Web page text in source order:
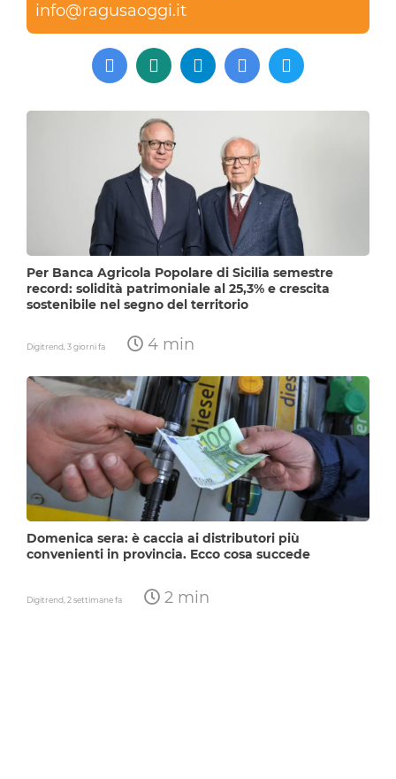
info@ragusaoggi.it
Per Banca Agricola Popolare di Sicilia semestre
record: solidità patrimoniale al 25,3% e crescita
sostenibile nel segno del territorio
Digitrend,3 giorni fa 4 min
Domenica sera: è caccia ai distributori più
convenienti in provincia. Ecco cosa succede
Digitrend,2 settimane fa 2 min